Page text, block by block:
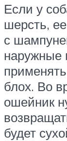
Если у
шерсть,
с
наружные
блох. Во
ошейник
будет